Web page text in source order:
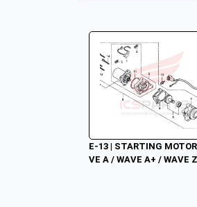
E-13 | STARTING
VE A / WAVE A+ / WAVE